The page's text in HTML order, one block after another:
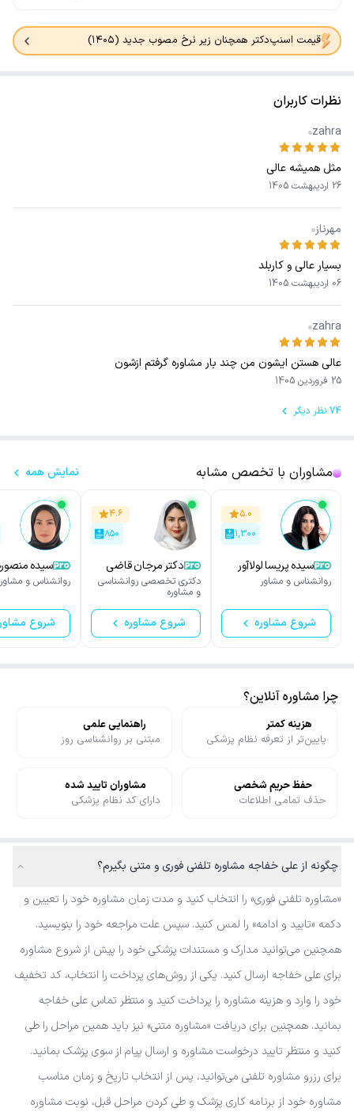
قیمت اسنپ‌دکتر همچنان زیر نرخ مصوب جدید (۱۴۰۵)
نظرات کاربران
zahra
مثل همیشه عالی
26 اردیبهشت 1405
مهرناز
بسیار عالی و کاربلد
06 اردیبهشت 1405
zahra
عالی هستن ایشون من چند بار مشاوره گرفتم ازشون
25 فروردین 1405
74 نظر دیگر
مشاوران با تخصص مشابه نمایش همه
۵.۰
۱,۳۰۰
سیده پریسا لولاآور
روانشناس و مشاور
شروع مشاوره
۴.۶
۸۵۰
دکتر مرجان قاضی
زاده
دکتری تخصصی روانشناسی
و مشاوره
شروع مشاوره
سیده
روانشناس و مشاور
شروع
چرا مشاوره آنلاین؟
هزینه کمتر
پایین‌تر از تعرفه نظام پزشکی
راهنمایی علمی
مبتنی بر روانشناسی روز
حفظ حریم شخصی
حذف تمامی اطلاعات
مشاوران تایید شده
دارای کد نظام پزشکی
چگونه از علی خفاجه مشاوره تلفنی فوری و متنی بگیرم؟
«مشاوره تلفنی فوری» را انتخاب کنید و مدت زمان مشاوره خود را تعیین و
دکمه «تایید و ادامه» را لمس کنید. سپس علت مراجعه خود را بنویسید.
همچنین می‌توانید مدارک و مستندات پزشکی خود را پیش از شروع مشاوره
برای علی خفاجه ارسال کنید. یکی از روش‌های پرداخت را انتخاب، کد تخفیف
خود را وارد و هزینه مشاوره را پرداخت کنید و منتظر تماس علی خفاجه
بمانید. همچنین برای دریافت «مشاوره متنی» نیز باید همین مراحل را طی
کنید و منتظر تایید درخواست مشاوره و ارسال پیام از سوی پزشک بمانید.
برای رزرو مشاوره تلفنی می‌توانید، پس از انتخاب تاریخ و زمان مناسب
مشاوره خود از برنامه کاری پزشک و طی کردن مراحل قبل، نوبت مشاوره